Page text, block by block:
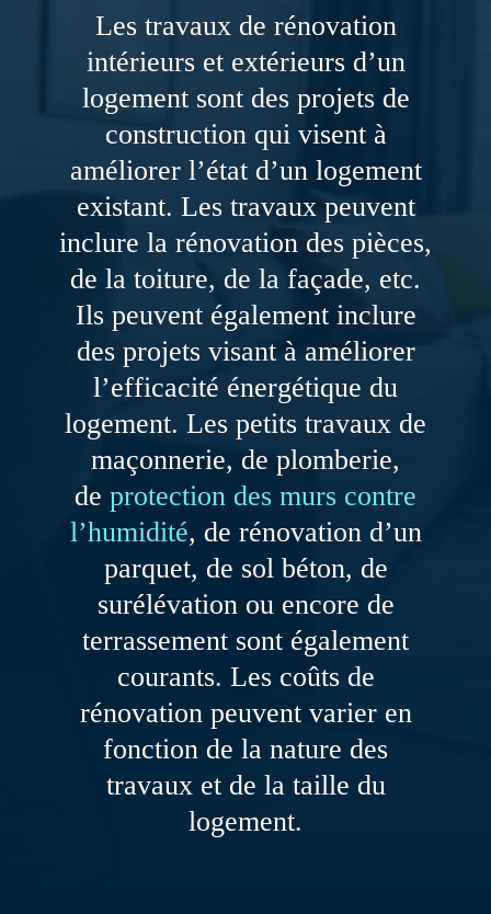
Les travaux de rénovation
intérieurs et extérieurs d’un
logement sont des projets de
construction qui visent à
améliorer l’état d’un logement
existant. Les travaux peuvent
inclure la rénovation des pièces,
de la toiture, de la façade, etc.
Ils peuvent également inclure
des projets visant à améliorer
l’efficacité énergétique du
logement. Les petits travaux de
maçonnerie, de plomberie,
de protection des murs contre
l’humidité, de rénovation d’un
parquet, de sol béton, de
surélévation ou encore de
terrassement sont également
courants. Les coûts de
rénovation peuvent varier en
fonction de la nature des
travaux et de la taille du
logement.